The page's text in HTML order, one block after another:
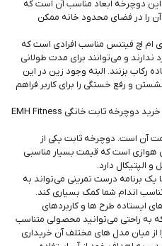
این دوچرخه ابعاد مناسب آن است که
آن را در فضای محدود خانه ممکن
ام اچ فیتنس مناسب افرادی است که
ندارند و می‌توانند برای مدت طولانی
رکاب بزنند. البته وجود زین در این
و رفع خستگی را برای کاربر فراهم
نکات مهم برای خرید دوچرخه ثابت خانگی EMH Fitness
آن است. دوچرخه ثابت یکی از
هوازی است که قیمت بسیار مناسبی
الپتیکال دارد.
یک برنامه درست تمرینی می‌تواند به
اندام شما کمک بسیاری کند.
ایستاده طرح ها و کاربردهای
که به راحتی می‌توانید محصولی متناسب
از میان مدل های مختلف آن خریداری